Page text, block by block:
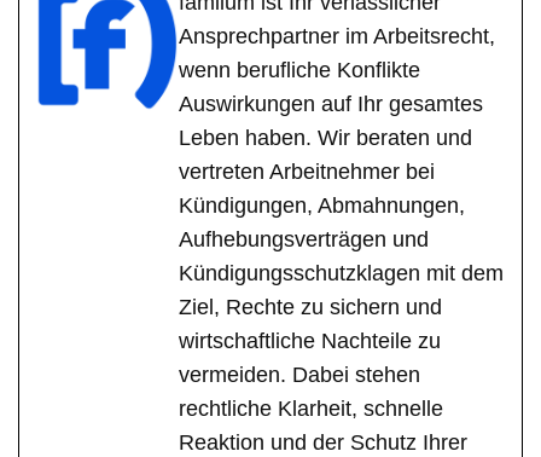
Ansprechpartner im Arbeitsrecht,
wenn berufliche Konflikte
Auswirkungen auf Ihr gesamtes
Leben haben. Wir beraten und
vertreten Arbeitnehmer bei
Kündigungen, Abmahnungen,
Aufhebungsverträgen und
Kündigungsschutzklagen mit dem
Ziel, Rechte zu sichern und
wirtschaftliche Nachteile zu
vermeiden. Dabei stehen
rechtliche Klarheit, schnelle
Reaktion und der Schutz Ihrer